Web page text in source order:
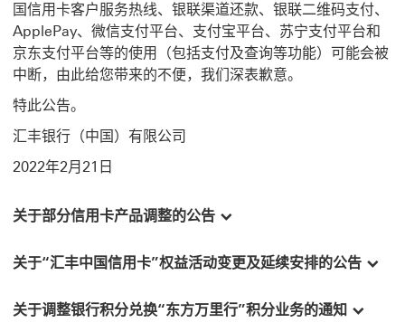
国信用卡客户服务热线、银联渠道还款、银联二维码支付、
ApplePay、微信支付平台、支付宝平台、苏宁支付平台和
京东支付平台等的使用（包括支付及查询等功能）可能会被
中断，由此给您带来的不便，我们深表歉意。
特此公告。
汇丰银行（中国）有限公司
2022年2月21日
关于部分信用卡产品调整的公告
关于“汇丰中国信用卡”权益活动变更及延续安排的公告
关于调整银行积分兑换“东方万里行”积分业务的通知